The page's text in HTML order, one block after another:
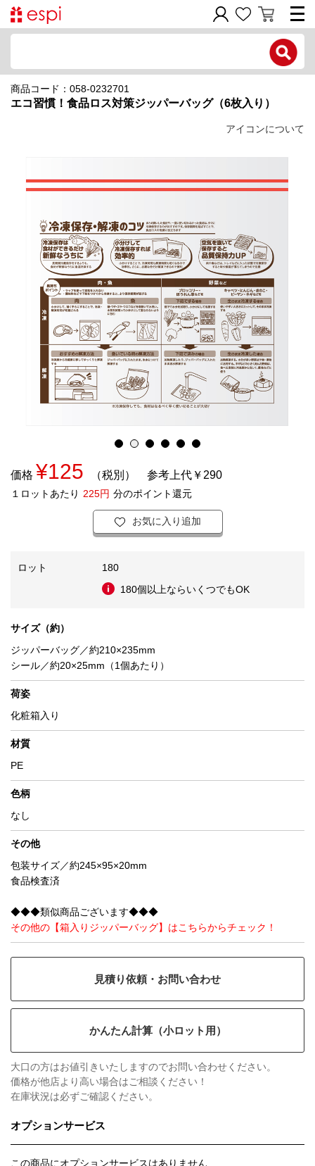
商品コード：058-0232701
エコ習慣！食品ロス対策ジッパーバッグ（6枚入り）
アイコンについて
価格 ¥125 （税別） 参考上代￥290
１ロットあたり 225円 分のポイント還元
お気に入り追加
ロット
180
180個以上ならいくつでもOK
サイズ（約）
ジッパーバッグ／約210×235mm
シール／約20×25mm（1個あたり）
荷姿
化粧箱入り
材質
PE
色柄
なし
その他
包装サイズ／約245×95×20mm
食品検査済
◆◆◆類似商品ございます◆◆◆
その他の【箱入りジッパーバッグ】はこちらからチェック！
見積り依頼・お問い合わせ
かんたん計算（小ロット用）
大口の方はお値引きいたしますのでお問い合わせください。
価格が他店より高い場合はご相談ください！
在庫状況は必ずご確認ください。
オプションサービス
この商品にオプションサービスはありません
新規会員登録
お問い合わせフォーム